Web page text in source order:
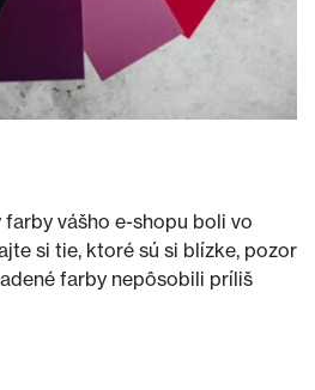
vášho e-shopu boli vo
si tie, ktoré sú si blízke, pozor
farby nepôsobili príliš